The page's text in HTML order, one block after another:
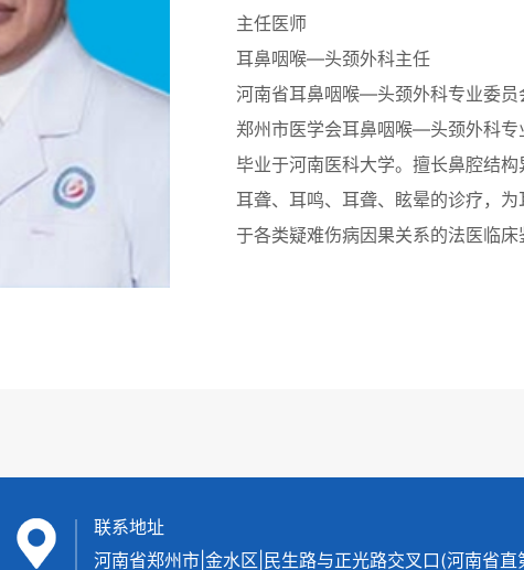
主任医师
耳鼻咽喉—头颈外科主任
河南省耳鼻咽喉—头颈外科专业委员
郑州市医学会耳鼻咽喉—头颈外科专
毕业于河南医科大学。擅长鼻腔结
耳聋、耳鸣、耳聋、眩晕的诊疗，
于各类疑难伤病因果关系的法医临床
联系地址
河南省郑州市|金水区|民生路与正光路交叉口(河南省直